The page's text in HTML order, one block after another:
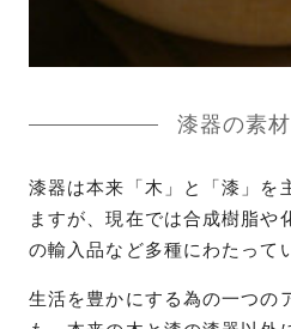
漆器の素
漆器は本来「木」と「漆」を
ますが、現在では合成樹脂や
の輸入品など多種にわたって
生活を豊かにする為の一つの